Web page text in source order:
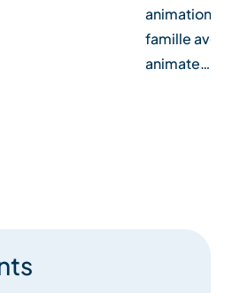
animations
famille avec
animate…